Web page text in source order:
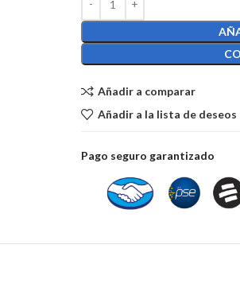
Añadir a comparar
Añadir a la lista de deseos
Pago seguro garantizado